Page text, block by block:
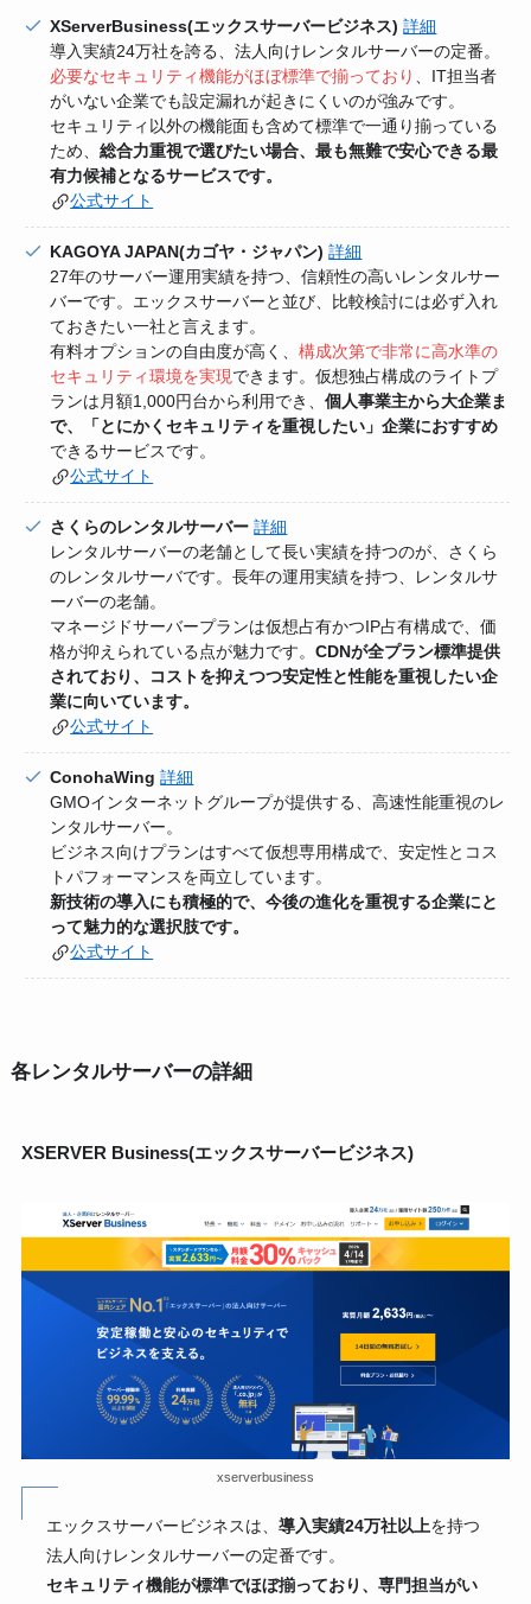
XServerBusiness(エックスサーバービジネス) 詳細
導入実績24万社を誇る、法人向けレンタルサーバーの定番。
必要なセキュリティ機能がほぼ標準で揃っており
、IT担当者
がいない企業でも設定漏れが起きにくいのが強みです。
セキュリティ以外の機能面も含めて標準で一通り揃っている
ため、総合力重視で選びたい場合、最も無難で安心できる最
有力候補となるサービスです。
公式サイト
KAGOYA JAPAN(カゴヤ・ジャパン) 詳細
27年のサーバー運用実績を持つ、信頼性の高いレンタルサー
バーです。エックスサーバーと並び、比較検討には必ず入れ
ておきたい一社と言えます。
有料オプションの自由度が高く、構成次第で非常に高水準の
セキュリティ環境を実現できます。仮想独占構成のライトプ
ランは月額1,000円台から利用でき、個人事業主から大企業ま
で、「とにかくセキュリティを重視したい」企業におすすめ
できるサービスです。
公式サイト
さくらのレンタルサーバー 詳細
レンタルサーバーの老舗として長い実績を持つのが、さくら
のレンタルサーバです。長年の運用実績を持つ、レンタルサ
ーバーの老舗。
マネージドサーバープランは仮想占有かつIP占有構成で、価
格が抑えられている点が魅力です。CDNが全プラン標準提供
されており、コストを抑えつつ安定性と性能を重視したい企
業に向いています。
公式サイト
ConohaWing 詳細
GMOインターネットグループが提供する、高速性能重視のレ
ンタルサーバー。
ビジネス向けプランはすべて仮想専用構成で、安定性とコス
トパフォーマンスを両立しています。
新技術の導入にも積極的で、今後の進化を重視する企業にと
って魅力的な選択肢です。
公式サイト
各レンタルサーバーの詳細
XSERVER Business(エックスサーバービジネス)
xserverbusiness
エックスサーバービジネスは、 導入実績24万社以上を持つ
法人向けレンタルサーバーの定番です。
セキュリティ機能が標準でほぼ揃っており、専門担当がい